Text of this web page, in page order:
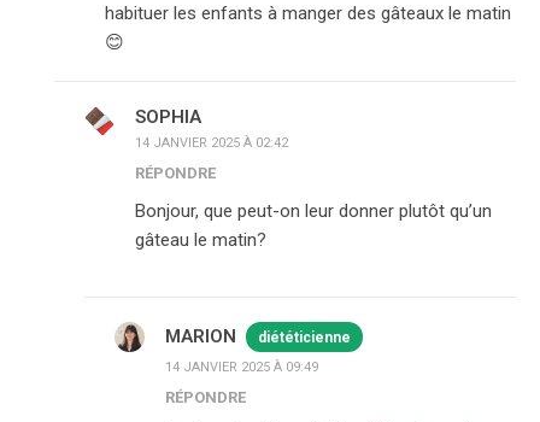
habituer les enfants à manger des gâteaux le matin
😊
SOPHIA
14 JANVIER 2025 À 02:42
RÉPONDRE
Bonjour, que peut-on leur donner plutôt qu’un
gâteau le matin?
MARION diététicienne
14 JANVIER 2025 À 09:49
RÉPONDRE